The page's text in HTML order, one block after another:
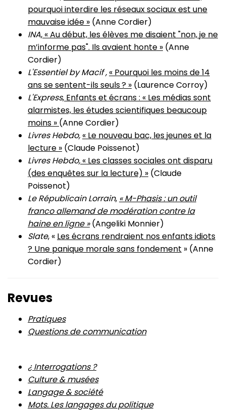
pourquoi interdire les réseaux sociaux est une
mauvaise idée » (Anne Cordier)
INA, « Au début, les élèves me disaient "non, je ne
m’informe pas". Ils avaient honte » (Anne
Cordier)
L'Essentiel by Macif , « Pourquoi les moins de 14
ans se sentent-ils seuls ? » (Laurence Corroy)
L'Express, Enfants et écrans : « Les médias sont
alarmistes, les études scientifiques beaucoup
moins » (Anne Cordier)
Livres Hebdo, « Le nouveau bac, les jeunes et la
lecture » (Claude Poissenot)
Livres Hebdo, « Les classes sociales ont disparu
(des enquêtes sur la lecture) » (Claude
Poissenot)
Le Républicain Lorrain, « M-Phasis : un outil
franco allemand de modération contre la
haine en ligne »(Angeliki Monnier)
Slate, « Les écrans rendraient nos enfants idiots
? Une panique morale sans fondement » (Anne
Cordier)
Revues
Pratiques
Questions de communication
¿ Interrogations ?
Culture & musées
Langage & société
Mots. Les langages du politique